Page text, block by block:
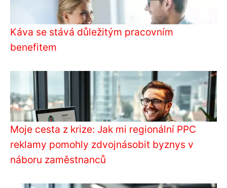
Káva se stává důležitým pracovním
benefitem
Moje cesta z krize: Jak mi regionální PPC
reklamy pomohly zdvojnásobit byznys v
náboru zaměstnanců